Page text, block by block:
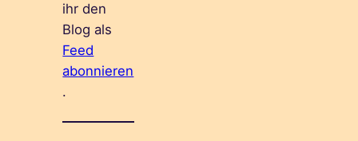
ihr den
Blog als
Feed
abonnieren
.